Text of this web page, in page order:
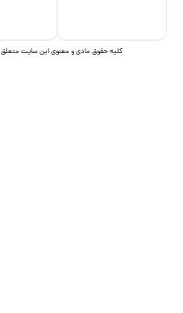
روانشناسی نیک مایند می‌باشد